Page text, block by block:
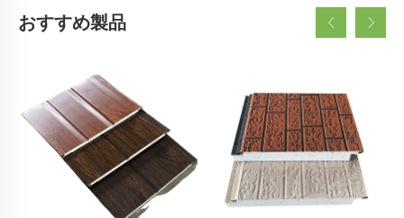
おすすめ製品